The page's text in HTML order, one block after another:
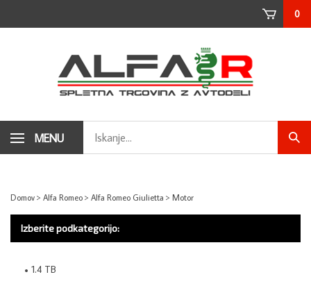
0
MENU
store
Domov > Alfa Romeo > Alfa Romeo Giulietta > Motor
Izberite podkategorijo:
1.4 TB